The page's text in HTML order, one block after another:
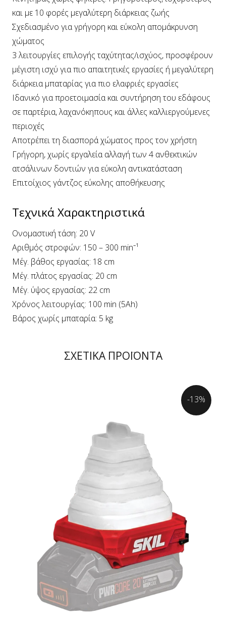
και με 10 φορές μεγαλύτερη διάρκειας ζωής
Σχεδιασμένο για γρήγορη και εύκολη απομάκρυνση
χώματος
3 λειτουργίες επιλογής ταχύτητας/ισχύος, προσφέρουν
μέγιστη ισχύ για πιο απαιτητικές εργασίες ή μεγαλύτερη
διάρκεια μπαταρίας για πιο ελαφριές εργασίες
Ιδανικό για προετοιμασία και συντήρηση του εδάφους
σε παρτέρια, λαχανόκηπους και άλλες καλλιεργούμενες
περιοχές
Αποτρέπει τη διασπορά χώματος προς τον χρήστη
Γρήγορη, χωρίς εργαλεία αλλαγή των 4 ανθεκτικών
ατσάλινων δοντιών για εύκολη αντικατάσταση
Επιτοίχιος γάντζος εύκολης αποθήκευσης
Τεχνικά Χαρακτηριστικά
Ονομαστική τάση: 20 V
Αριθμός στροφών: 150 – 300 min⁻¹
Μέγ. βάθος εργασίας: 18 cm
Μέγ. πλάτος εργασίας: 20 cm
Μέγ. ύψος εργασίας: 22 cm
Χρόνος λειτουργίας: 100 min (5Ah)
Βάρος χωρίς μπαταρία: 5 kg
ΣΧΕΤΙΚΑ ΠΡΟΪΟΝΤΑ
-13%